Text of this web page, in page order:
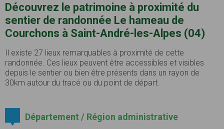
Découvrez le patrimoine à proximité du
sentier de randonnée Le hameau de
Courchons à Saint-André-les-Alpes (04)
Il existe 27 lieux remarquables à proximité de cette
randonnée. Ces lieux peuvent être accessibles et visibles
depuis le sentier ou bien être présents dans un rayon de
30km autour du tracé ou du point de départ.
Département / Région administrative